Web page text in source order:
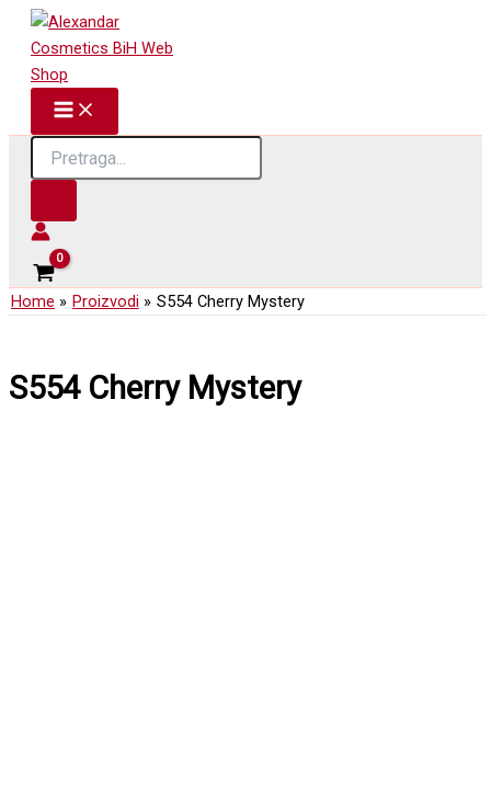
Skip
content
Products
search
Home Proizvodi S554 Cherry Mystery
S554 Cherry Mystery